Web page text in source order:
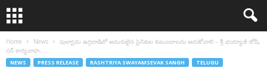
Home News
పుల్వామ ఉగ్రదాడిలో అమరులైన సైనికుల కుటుంబాలను ఆదుకోవాలి – శ్రీ భయ్యాజీ జోషి,
సర్ కార్యవాహ,...
NEWS PRESS RELEASE RASHTRIYA SWAYAMSEVAK SANGH TELUGU